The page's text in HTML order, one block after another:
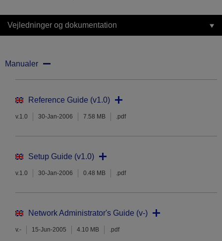
Vejledninger og dokumentation
Manualer
Reference Guide (v1.0)
v.1.0 30-Jan-2006 7.58 MB .pdf
Setup Guide (v1.0)
v.1.0 30-Jan-2006 0.48 MB .pdf
Network Administrator's Guide (v-)
v.- 15-Jun-2005 4.10 MB .pdf